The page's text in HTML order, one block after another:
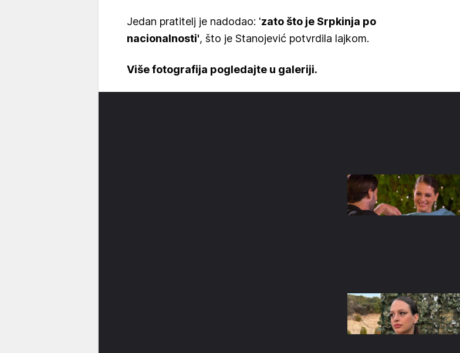
Jedan pratitelj je nadodao: 'zato što je Srpkinja po
nacionalnosti', što je Stanojević potvrdila lajkom.
Više fotografija pogledajte u galeriji.